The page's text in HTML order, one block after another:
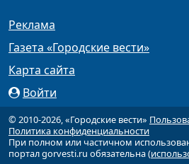
Реклама
Газета «Городские вести»
Карта сайта
Войти
© 2010-2026, «Городские вести»
Политика конфиденциальности
При полном или частичном
портал gorvesti.ru обязательна (